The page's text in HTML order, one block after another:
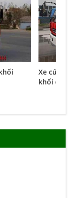
Xe cứu
khối